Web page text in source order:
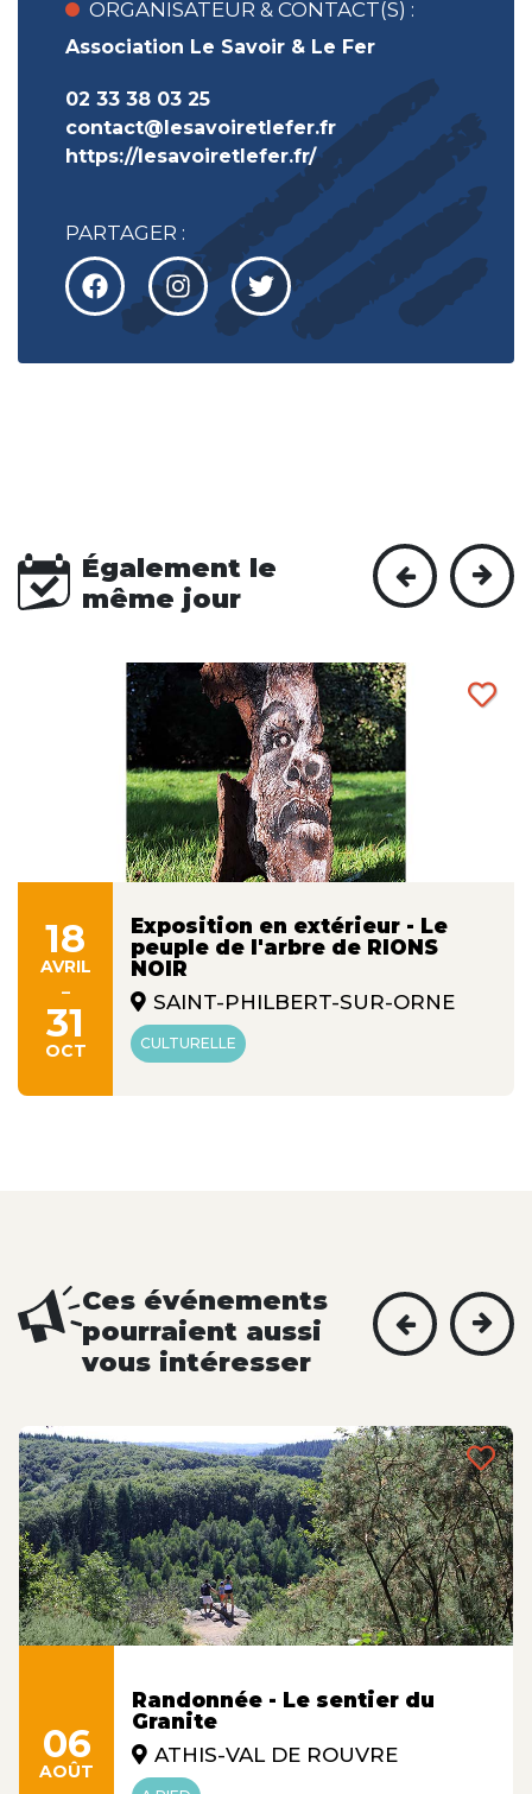
ORGANISATEUR & CONTACT(S) :
Association Le Savoir & Le Fer
02 33 38 03 25
contact@lesavoiretlefer.fr
https://lesavoiretlefer.fr/
PARTAGER :
Également le
même jour
18
AVRIL
-
31
OCT
Exposition en extérieur - Le
peuple de l'arbre de RIONS
NOIR
SAINT-PHILBERT-SUR-ORNE
CULTURELLE
Ces événements
pourraient aussi
vous intéresser
06
AOÛT
Randonnée - Le sentier du
Granite
ATHIS-VAL DE ROUVRE